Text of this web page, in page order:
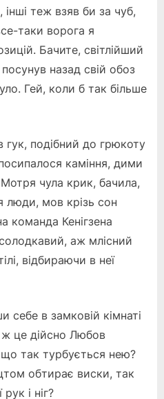
теж взяв би за чуб,
таки ворога я
Бачите, світлійший
назад свій обоз
Гей, коли б так більше
гук, подібний до грюкоту
каміння, дими
чула крик, бачила,
люди, мов крізь сон
команда Кенігзена
аж млісний
відбираючи в неї
себе в замковій кімнаті
це дійсно Любов
так турбується нею?
обтирає виски, так
і ніг?